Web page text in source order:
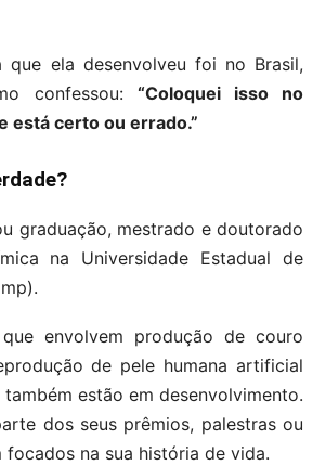
que ela desenvolveu foi no Brasil,
confessou: “Coloquei isso no
está certo ou errado.”
graduação, mestrado e doutorado
na Universidade Estadual de
que envolvem produção de couro
de pele humana artificial
estão em desenvolvimento.
dos seus prêmios, palestras ou
focados na sua história de vida.